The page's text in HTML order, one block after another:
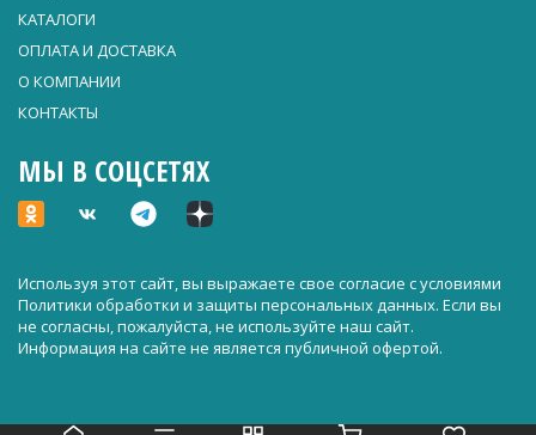
КАТАЛОГИ
ОПЛАТА И ДОСТАВКА
О КОМПАНИИ
КОНТАКТЫ
МЫ В СОЦСЕТЯХ
Используя этот сайт, вы выражаете свое согласие с условиями
Политики обработки и защиты персональных данных. Если вы
не согласны, пожалуйста, не используйте наш сайт.
Информация на сайте не является публичной офертой.